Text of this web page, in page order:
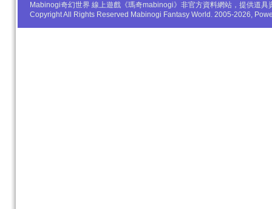
Mabinogi奇幻世界 線上遊戲《瑪奇mabinogi》非官方資料網站，提供道
Copyright All Rights Reserved Mabinogi Fantasy World. 2005-2026,